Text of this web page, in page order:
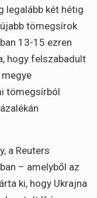
legalább két hétig
tömegsírok
13-15 ezren
hogy felszabadult
tömegsírból
a Reuters
– amelyből az
ki, hogy Ukrajna